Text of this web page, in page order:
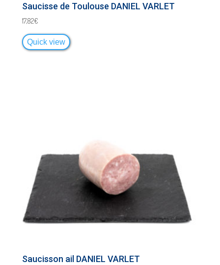
Saucisse de Toulouse DANIEL VARLET
17,82€
Quick view
Saucisson ail DANIEL VARLET